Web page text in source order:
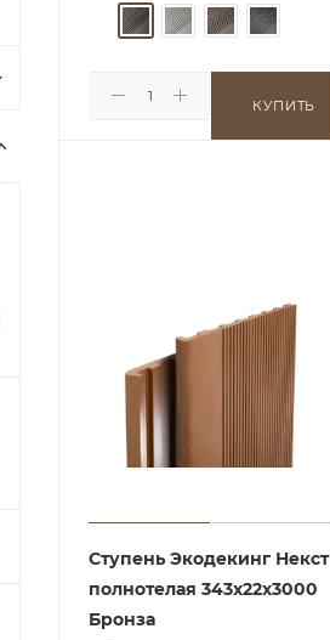
КУПИТЬ
Ступень Экодекинг Некст
полнотелая 343х22х3000
Бронза